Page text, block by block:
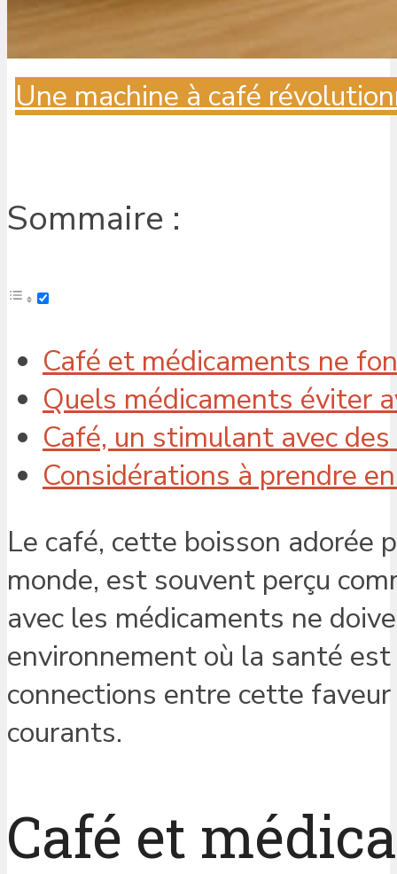
Une machine à café
Sommaire :
Café et médicaments ne
Quels médicaments éviter
Café, un stimulant avec
Considérations à prendre
Le café, cette boisson adorée
monde, est souvent perçu
avec les médicaments ne
environnement où la santé
connections entre cette
courants.
Café et